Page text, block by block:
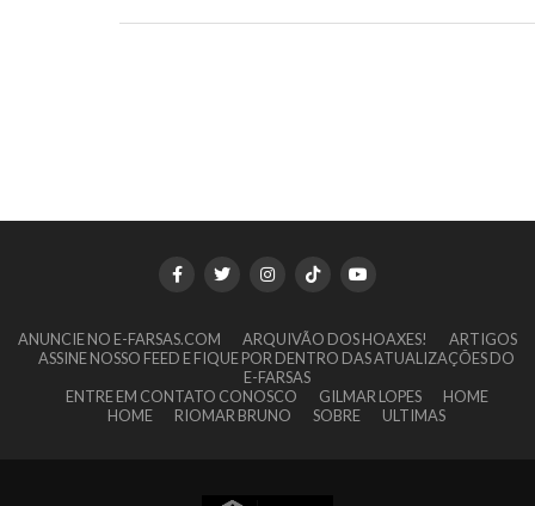
ANUNCIE NO E-FARSAS.COM ARQUIVÃO DOS HOAXES!
ARTIGOS
ASSINE NOSSO FEED E FIQUE POR DENTRO DAS ATUALIZAÇÕES DO
E-FARSAS
ENTRE EM CONTATO CONOSCO
GILMAR LOPES
HOME
HOME
RIOMAR BRUNO SOBRE ULTIMAS